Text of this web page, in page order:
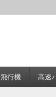
飛行機 高速